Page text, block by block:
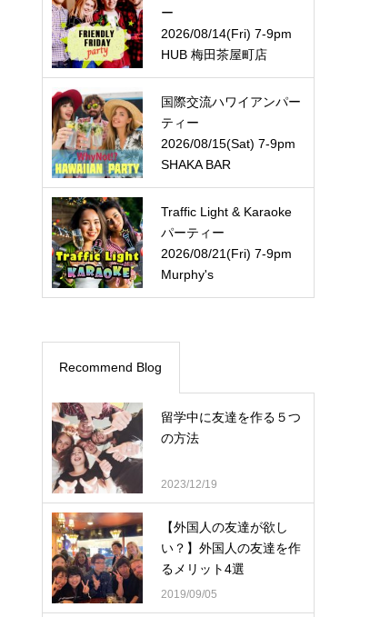
ー
2026/08/14(Fri) 7-9pm
HUB 梅田茶屋町店
国際交流ハワイアンパー
ティー
2026/08/15(Sat) 7-9pm
SHAKA BAR
Traffic Light & Karaoke
パーティー
2026/08/21(Fri) 7-9pm
Murphy's
Recommend Blog
留学中に友達を作る５つ
の方法
2023/12/19
【外国人の友達が欲し
い？】外国人の友達を作
るメリット4選
2019/09/05